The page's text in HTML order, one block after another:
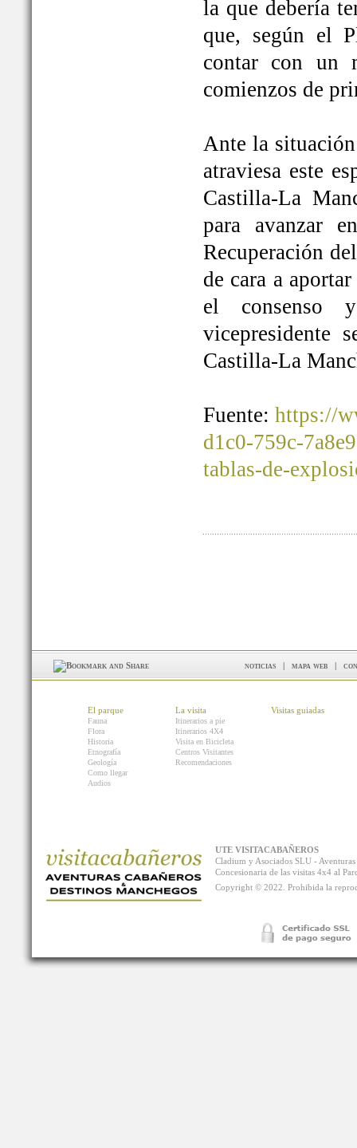
la que debería
que, según el
contar con un
comienzos de
Ante la
atraviesa este
Castilla-La
para avanzar
Recuperación
de cara a
el consenso
vicepresidente
Castilla-La
Fuente: https://
d1c0-759c-
tablas-de-
noticias | mapa web |
El parque
Fauna
Flora
Historia
Etnografía
Geología
Como llegar
Audios
La visita
Itinerarios a pie
Itinerarios 4X4
Visita en Bicicleta
Centros Visitantes
Recomendaciones
Visitas guiadas
UTE VISITACABAÑEROS
Cladium y Asociados SLU -
Concesionaria de las visitas 4x4 al
Copyright © 2022. Prohibida la